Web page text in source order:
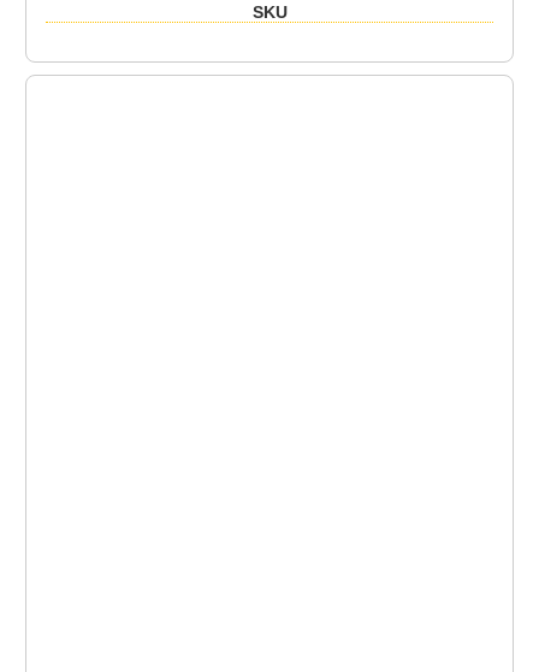
SKU